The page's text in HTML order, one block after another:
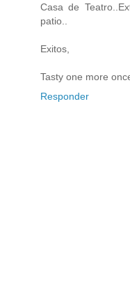
Casa de
patio..
Exitos,
Tasty one more
Responder